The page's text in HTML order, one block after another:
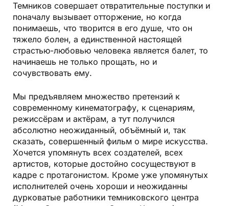
Темников совершает отвратительные поступки и
поначалу вызывает отторжение, но когда
понимаешь, что творится в его душе, что он
тяжело болен, а единственной настоящей
страстью-любовью человека является балет, то
начинаешь не только прощать, но и
сочувствовать ему.
Мы предъявляем множество претензий к
современному кинематографу, к сценариям,
режиссёрам и актёрам, а тут получился
абсолютно неожиданный, объёмный и, так
сказать, совершенный фильм о мире искусства.
Хочется упомянуть всех создателей, всех
артистов, которые достойно сосуществуют в
кадре с протагонистом. Кроме уже упомянутых
исполнителей очень хороши и неожиданны
дурковатые работники темниковского центра